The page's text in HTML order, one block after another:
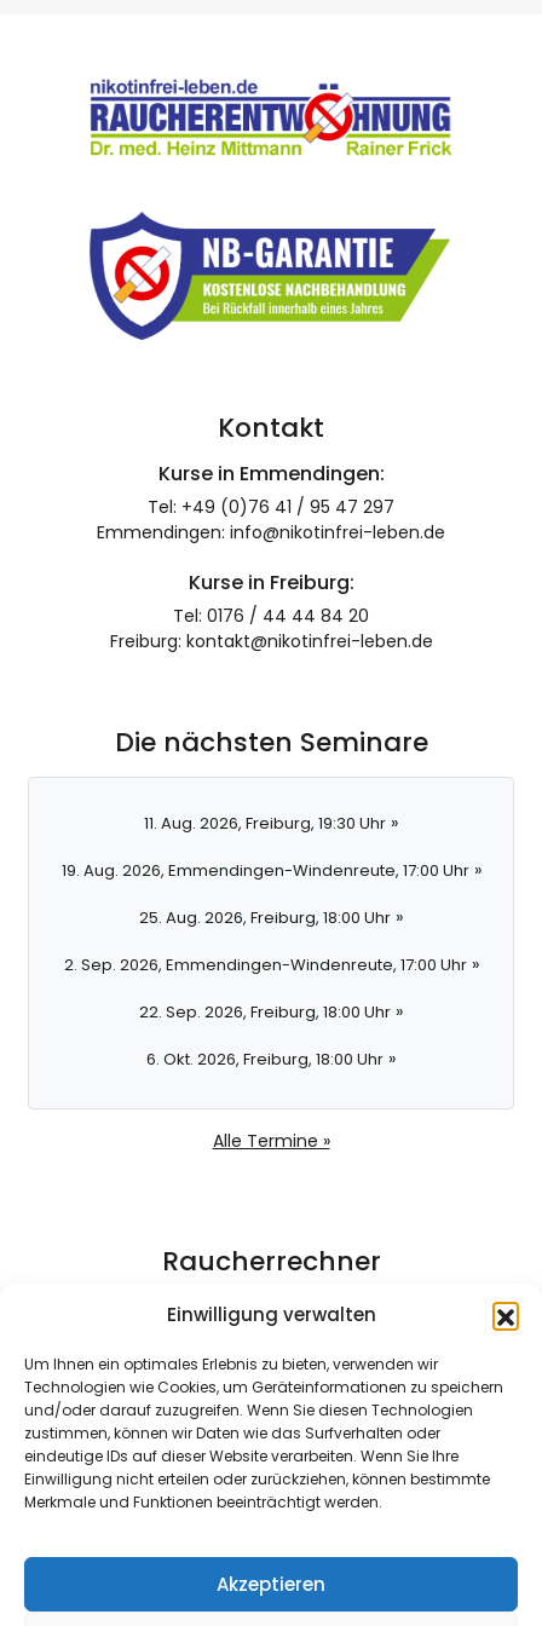
Einwilligung verwalten
Um Ihnen ein optimales Erlebnis zu bieten, verwenden wir
Technologien wie Cookies, um Geräteinformationen zu speichern
und/oder darauf zuzugreifen. Wenn Sie diesen Technologien
zustimmen, können wir Daten wie das Surfverhalten oder
eindeutige IDs auf dieser Website verarbeiten. Wenn Sie Ihre
Einwilligung nicht erteilen oder zurückziehen, können bestimmte
Merkmale und Funktionen beeinträchtigt werden.
Akzeptieren
Kontakt
Kurse in Emmendingen:
Tel: +49 (0)76 41 / 95 47 297
Emmendingen: info@nikotinfrei-leben.de
Kurse in Freiburg:
Tel: 0176 / 44 44 84 20
Freiburg: kontakt@nikotinfrei-leben.de
Die nächsten Seminare
11. Aug. 2026, Freiburg, 19:30 Uhr »
19. Aug. 2026, Emmendingen-Windenreute, 17:00 Uhr»
25. Aug. 2026, Freiburg, 18:00 Uhr »
2. Sep. 2026, Emmendingen-Windenreute, 17:00 Uhr»
22. Sep. 2026, Freiburg, 18:00 Uhr »
6. Okt. 2026, Freiburg, 18:00 Uhr »
Alle Termine »
Raucherrechner
Zigaretten pro Tag:
Preis/Schachtel (€):